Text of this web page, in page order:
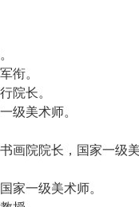
衔。
院长。
级美术师。
画院院长，国家一级美
家一级美术师。